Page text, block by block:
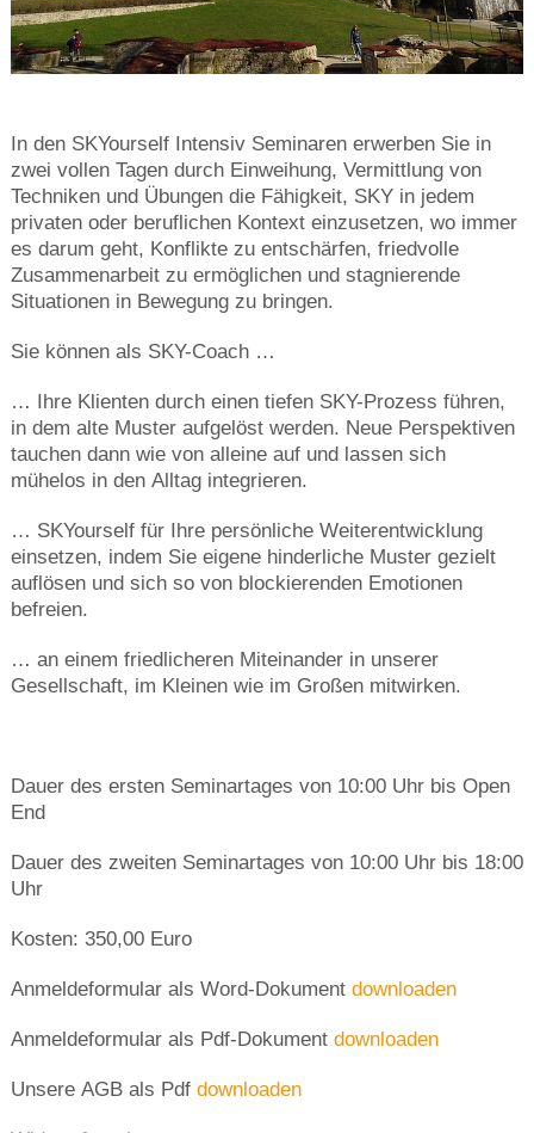
In den SKYourself Intensiv Seminaren erwerben Sie in
zwei vollen Tagen durch Einweihung, Vermittlung von
Techniken und Übungen die Fähigkeit, SKY in jedem
privaten oder beruflichen Kontext einzusetzen, wo immer
es darum geht, Konflikte zu entschärfen, friedvolle
Zusammenarbeit zu ermöglichen und stagnierende
Situationen in Bewegung zu bringen.
Sie können als SKY-Coach …
… Ihre Klienten durch einen tiefen SKY-Prozess führen,
in dem alte Muster aufgelöst werden. Neue Perspektiven
tauchen dann wie von alleine auf und lassen sich
mühelos in den Alltag integrieren.
… SKYourself für Ihre persönliche Weiterentwicklung
einsetzen, indem Sie eigene hinderliche Muster gezielt
auflösen und sich so von blockierenden Emotionen
befreien.
… an einem friedlicheren Miteinander in unserer
Gesellschaft, im Kleinen wie im Großen mitwirken.
Dauer des ersten Seminartages von 10:00 Uhr bis Open
End
Dauer des zweiten Seminartages von 10:00 Uhr bis 18:00
Uhr
Kosten: 350,00 Euro
Anmeldeformular als Word-Dokument downloaden
Anmeldeformular als Pdf-Dokument downloaden
Unsere AGB als Pdf downloaden